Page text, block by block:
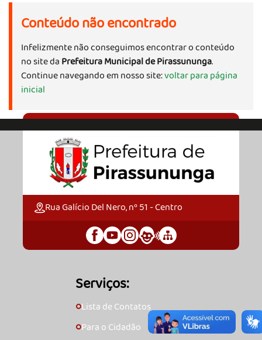
Conteúdo não encontrado
Infelizmente não conseguimos encontrar o conteúdo
no site da Prefeitura Municipal de Pirassununga.
Continue navegando em nosso site:voltar para página
inicial
Rua Galício Del Nero, nº 51 - Centro
Serviços:
🞇Lista de Contatos
🞇Para o Cidadão